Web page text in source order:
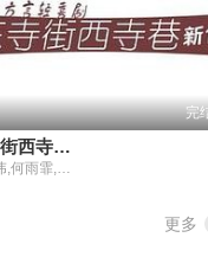
完
东寺街西寺巷新传
夏嘉伟,何雨霏,余爱民,孙云昆,马丽,吴冬鸣
更多